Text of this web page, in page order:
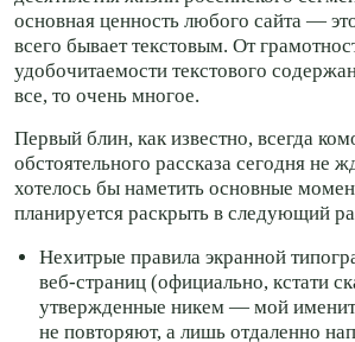
основная ценность любого сайта —
всего бывает текстовым. От
удобочитаемости текстового
все, то очень многое.
Первый блин, как известно, всегда
обстоятельного рассказа сегодня не
хотелось бы наметить основные
планируется раскрыть в следующий
Нехитрые правила экранной
веб-страниц (официально, кстати
утвержденные никем — мой
не повторяют, а лишь отдаленно